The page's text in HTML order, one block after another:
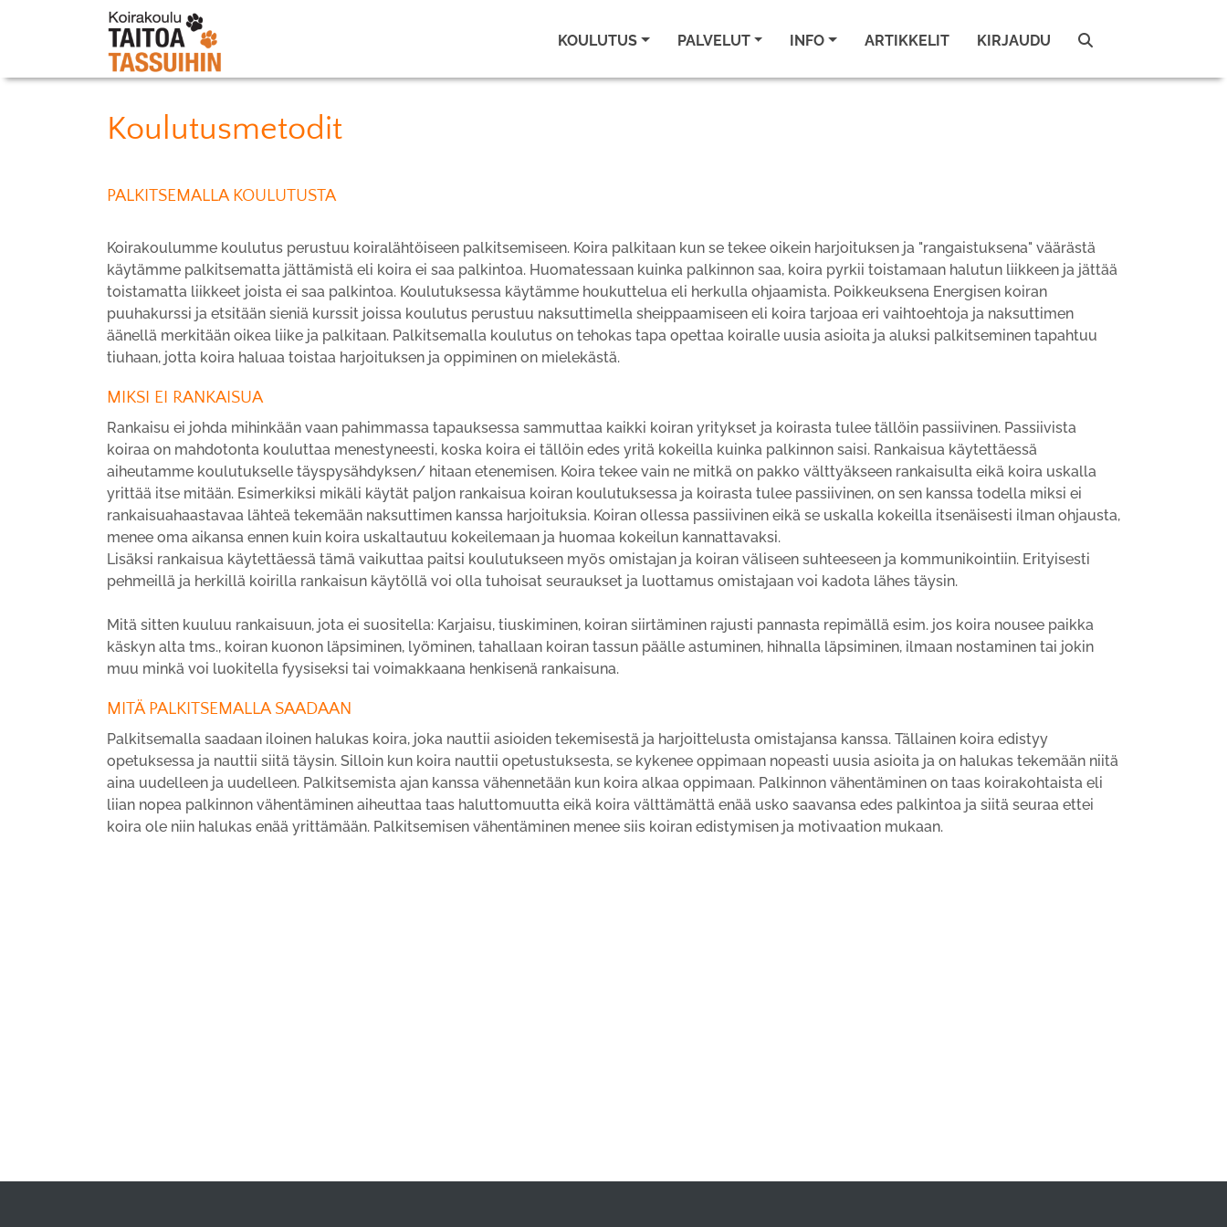
KOULUTUS PALVELUT INFO ARTIKKELIT KIRJAUDU
Koulutusmetodit
PALKITSEMALLA KOULUTUSTA
Koirakoulumme koulutus perustuu koiralähtöiseen palkitsemiseen. Koira palkitaan kun se tekee oikein harjoituksen ja "rangaistuksena" väärästä
käytämme palkitsematta jättämistä eli koira ei saa palkintoa. Huomatessaan kuinka palkinnon saa, koira pyrkii toistamaan halutun liikkeen ja jättää
toistamatta liikkeet joista ei saa palkintoa. Koulutuksessa käytämme houkuttelua eli herkulla ohjaamista. Poikkeuksena Energisen koiran
puuhakurssi ja etsitään sieniä kurssit joissa koulutus perustuu naksuttimella sheippaamiseen eli koira tarjoaa eri vaihtoehtoja ja naksuttimen
äänellä merkitään oikea liike ja palkitaan. Palkitsemalla koulutus on tehokas tapa opettaa koiralle uusia asioita ja aluksi palkitseminen tapahtuu
tiuhaan, jotta koira haluaa toistaa harjoituksen ja oppiminen on mielekästä.
MIKSI EI RANKAISUA
Rankaisu ei johda mihinkään vaan pahimmassa tapauksessa sammuttaa kaikki koiran yritykset ja koirasta tulee tällöin passiivinen. Passiivista
koiraa on mahdotonta kouluttaa menestyneesti, koska koira ei tällöin edes yritä kokeilla kuinka palkinnon saisi. Rankaisua käytettäessä
aiheutamme koulutukselle täyspysähdyksen/ hitaan etenemisen. Koira tekee vain ne mitkä on pakko välttyäkseen rankaisulta eikä koira uskalla
yrittää itse mitään. Esimerkiksi mikäli käytät paljon rankaisua koiran koulutuksessa ja koirasta tulee passiivinen, on sen kanssa todella miksi ei
rankaisuahaastavaa lähteä tekemään naksuttimen kanssa harjoituksia. Koiran ollessa passiivinen eikä se uskalla kokeilla itsenäisesti ilman ohjausta,
menee oma aikansa ennen kuin koira uskaltautuu kokeilemaan ja huomaa kokeilun kannattavaksi.
Lisäksi rankaisua käytettäessä tämä vaikuttaa paitsi koulutukseen myös omistajan ja koiran väliseen suhteeseen ja kommunikointiin. Erityisesti
pehmeillä ja herkillä koirilla rankaisun käytöllä voi olla tuhoisat seuraukset ja luottamus omistajaan voi kadota lähes täysin.
Mitä sitten kuuluu rankaisuun, jota ei suositella: Karjaisu, tiuskiminen, koiran siirtäminen rajusti pannasta repimällä esim. jos koira nousee paikka
käskyn alta tms., koiran kuonon läpsiminen, lyöminen, tahallaan koiran tassun päälle astuminen, hihnalla läpsiminen, ilmaan nostaminen tai jokin
muu minkä voi luokitella fyysiseksi tai voimakkaana henkisenä rankaisuna.
MITÄ PALKITSEMALLA SAADAAN
Palkitsemalla saadaan iloinen halukas koira, joka nauttii asioiden tekemisestä ja harjoittelusta omistajansa kanssa. Tällainen koira edistyy
opetuksessa ja nauttii siitä täysin. Silloin kun koira nauttii opetustuksesta, se kykenee oppimaan nopeasti uusia asioita ja on halukas tekemään niitä
aina uudelleen ja uudelleen. Palkitsemista ajan kanssa vähennetään kun koira alkaa oppimaan. Palkinnon vähentäminen on taas koirakohtaista eli
liian nopea palkinnon vähentäminen aiheuttaa taas haluttomuutta eikä koira välttämättä enää usko saavansa edes palkintoa ja siitä seuraa ettei
koira ole niin halukas enää yrittämään. Palkitsemisen vähentäminen menee siis koiran edistymisen ja motivaation mukaan.